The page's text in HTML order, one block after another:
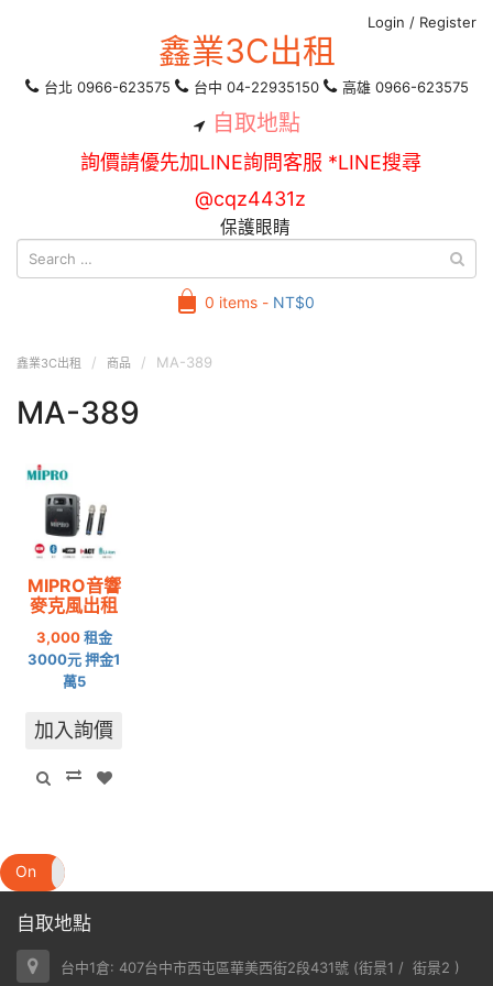
Login / Register
鑫業3C出租
台北 0966-623575 台中 04-22935150 高雄 0966-623575
自取地點
詢價請優先加LINE詢問客服 *LINE搜尋
@cqz4431z
保護眼睛
0 items - NT$0
鑫業3C出租 商品 MA-389
MA-389
MIPRO音響
麥克風出租
3,000租金
3000元 押金1
萬5
加入詢價
On
自取地點
台中1倉: 407台中市西屯區華美西街2段431號 (街景1 / 街景2 )